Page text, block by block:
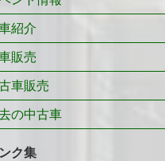
紹介
販売
車販売
の中古車
ク集